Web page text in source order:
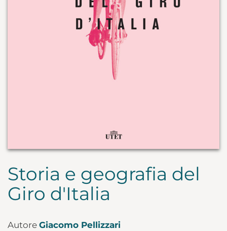
Storia e geografia del
Giro d'Italia
Autore Giacomo Pellizzari